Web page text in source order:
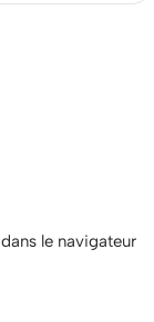
le navigateur